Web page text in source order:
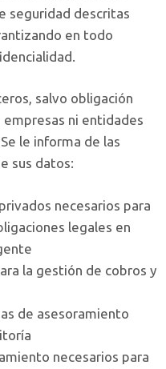
seguridad descritas
en todo
salvo obligación
ni entidades
le informa de las
sus datos:
necesarios para
legales en
la gestión de cobros y
de asesoramiento
necesarios para